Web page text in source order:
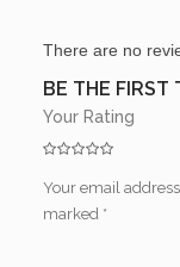
There are no
BE THE FIRST
Your email
marked *
Your Rating